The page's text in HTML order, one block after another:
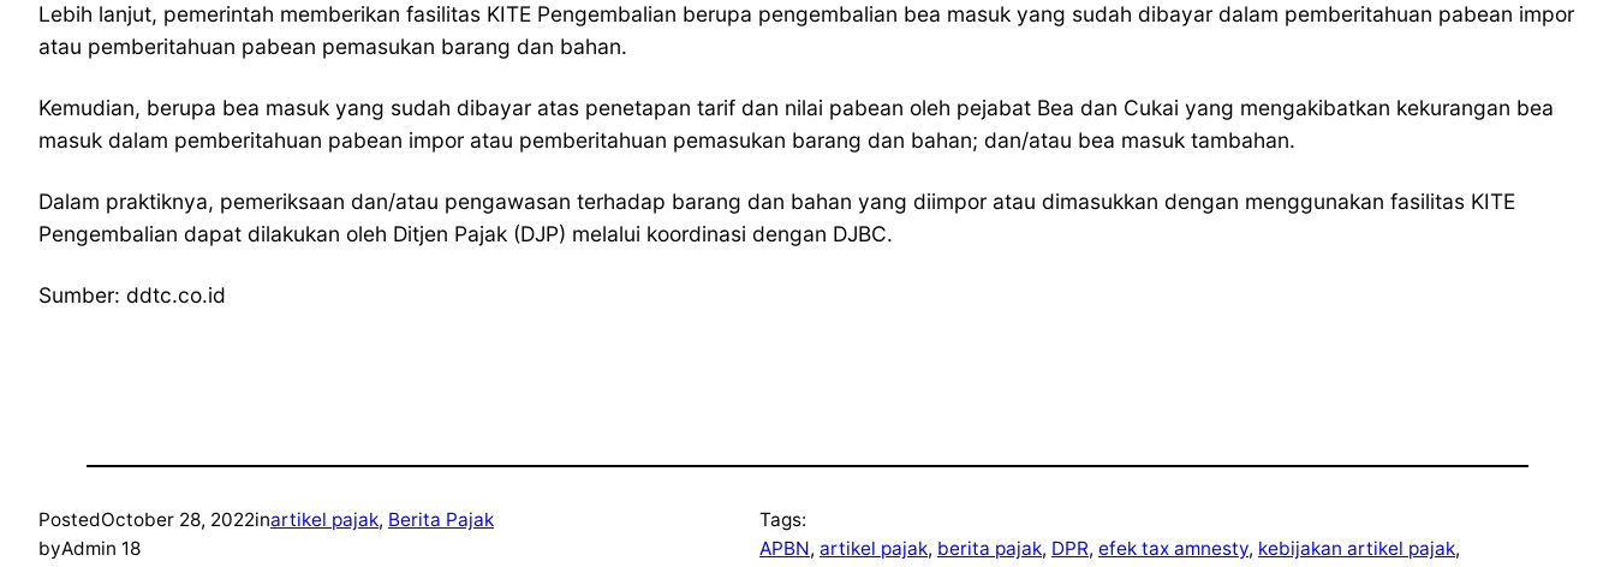
Lebih lanjut, pemerintah memberikan fasilitas KITE Pengembalian berupa pengembalian bea masuk yang sudah dibayar dalam pemberitahuan pabean impor
atau pemberitahuan pabean pemasukan barang dan bahan.
Kemudian, berupa bea masuk yang sudah dibayar atas penetapan tarif dan nilai pabean oleh pejabat Bea dan Cukai yang mengakibatkan kekurangan bea
masuk dalam pemberitahuan pabean impor atau pemberitahuan pemasukan barang dan bahan; dan/atau bea masuk tambahan.
Dalam praktiknya, pemeriksaan dan/atau pengawasan terhadap barang dan bahan yang diimpor atau dimasukkan dengan menggunakan fasilitas KITE
Pengembalian dapat dilakukan oleh Ditjen Pajak (DJP) melalui koordinasi dengan DJBC.
Sumber: ddtc.co.id
PostedOctober 28, 2022inartikel pajak, Berita Pajak
byAdmin 18
Tags:
APBN, artikel pajak, berita pajak, DPR, efek tax amnesty, kebijakan artikel pajak